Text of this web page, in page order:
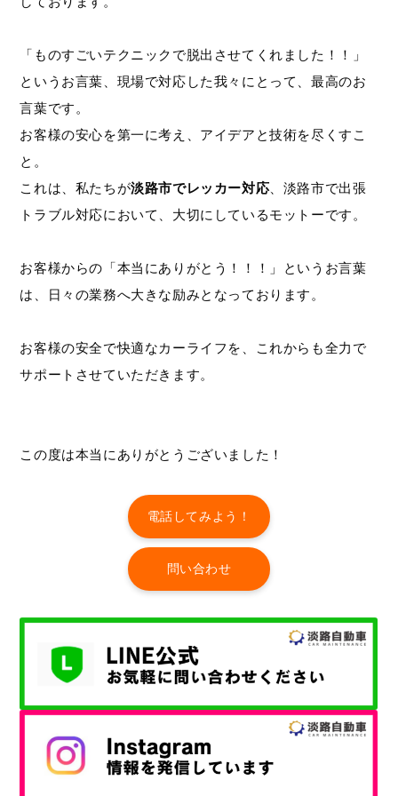
「ものすごいテクニックで脱出させてくれました！！」
というお言葉、現場で対応した我々にとって、最高のお
言葉です。
お客様の安心を第一に考え、アイデアと技術を尽くすこ
と。
これは、私たちが淡路市でレッカー対応、淡路市で出張
トラブル対応において、大切にしているモットーです。
お客様からの「本当にありがとう！！！」というお言葉
は、日々の業務へ大きな励みとなっております。
お客様の安全で快適なカーライフを、これからも全力で
サポートさせていただきます。
この度は本当にありがとうございました！
電話してみよう！
問い合わせ